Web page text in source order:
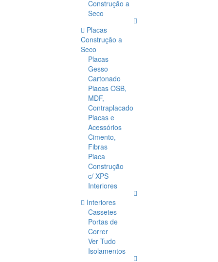
Construção a
Seco
Placas
Construção a
Seco
Placas
Gesso
Cartonado
Placas OSB,
MDF,
Contraplacado
Placas e
Acessórios
Cimento,
Fibras
Placa
Construção
c/ XPS
Interiores
Interiores
Cassetes
Portas de
Correr
Ver Tudo
Isolamentos